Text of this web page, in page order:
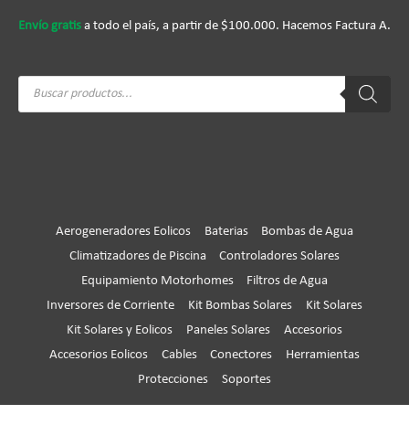
Envío gratis a todo el país, a partir de $100.000. Hacemos Factura A.
Búsqueda
Aerogeneradores Eolicos Baterias
Bombas de Agua
Climatizadores de Piscina
Controladores Solares
Equipamiento Motorhomes
Filtros de Agua
Inversores de Corriente
Kit Bombas Solares
Kit Solares
Kit Solares y Eolicos
Paneles Solares
Accesorios
Accesorios Eolicos
Cables Conectores
Herramientas
Protecciones
Soportes